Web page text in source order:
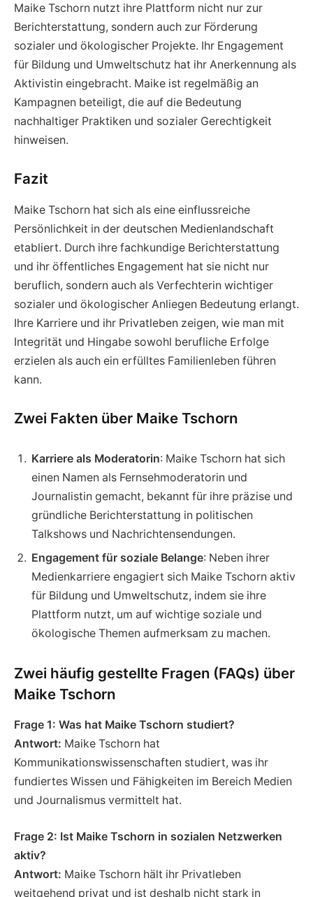
Maike Tschorn nutzt ihre Plattform nicht nur zur
Berichterstattung, sondern auch zur Förderung
sozialer und ökologischer Projekte. Ihr Engagement
für Bildung und Umweltschutz hat ihr Anerkennung als
Aktivistin eingebracht. Maike ist regelmäßig an
Kampagnen beteiligt, die auf die Bedeutung
nachhaltiger Praktiken und sozialer Gerechtigkeit
hinweisen.
Fazit
Maike Tschorn hat sich als eine einflussreiche
Persönlichkeit in der deutschen Medienlandschaft
etabliert. Durch ihre fachkundige Berichterstattung
und ihr öffentliches Engagement hat sie nicht nur
beruflich, sondern auch als Verfechterin wichtiger
sozialer und ökologischer Anliegen Bedeutung erlangt.
Ihre Karriere und ihr Privatleben zeigen, wie man mit
Integrität und Hingabe sowohl berufliche Erfolge
erzielen als auch ein erfülltes Familienleben führen
kann.
Zwei Fakten über Maike Tschorn
Karriere als Moderatorin: Maike Tschorn hat sich
einen Namen als Fernsehmoderatorin und
Journalistin gemacht, bekannt für ihre präzise und
gründliche Berichterstattung in politischen
Talkshows und Nachrichtensendungen.
Engagement für soziale Belange: Neben ihrer
Medienkarriere engagiert sich Maike Tschorn aktiv
für Bildung und Umweltschutz, indem sie ihre
Plattform nutzt, um auf wichtige soziale und
ökologische Themen aufmerksam zu machen.
Zwei häufig gestellte Fragen (FAQs) über
Maike Tschorn
Frage 1: Was hat Maike Tschorn studiert?
Antwort: Maike Tschorn hat
Kommunikationswissenschaften studiert, was ihr
fundiertes Wissen und Fähigkeiten im Bereich Medien
und Journalismus vermittelt hat.
Frage 2: Ist Maike Tschorn in sozialen Netzwerken
aktiv?
Antwort: Maike Tschorn hält ihr Privatleben
weitgehend privat und ist deshalb nicht stark in